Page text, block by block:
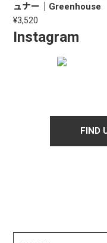
ュナー｜Greenhouse
¥3,520
Instagram
FIND